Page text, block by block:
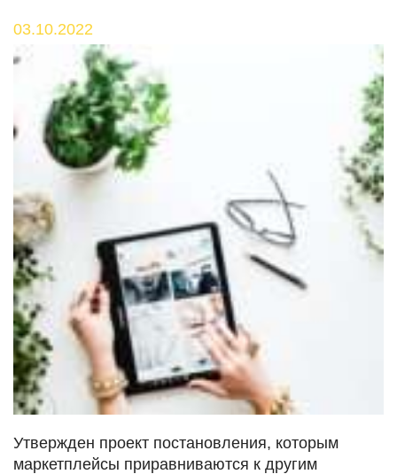
03.10.2022
Утвержден проект постановления, которым
маркетплейсы приравниваются к другим